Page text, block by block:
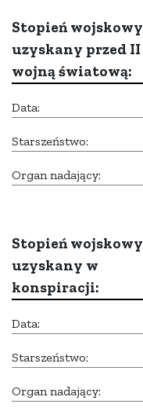
Stopień wojskowy
uzyskany przed II
wojną światową:
Data:
Starszeństwo:
Organ nadający:
Stopień wojskowy
uzyskany w
konspiracji:
Data:
Starszeństwo:
Organ nadający: